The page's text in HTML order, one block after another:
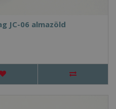
JC-06 almazöld